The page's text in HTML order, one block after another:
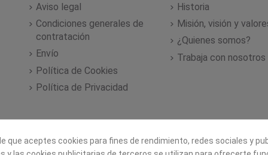
Aviso legal
Condiciones generales de
contratación
Envío
Política de Cookies
Política de Privacidad
Historia
Misión, visión y
¿Quienes somos?
Trabaja con nosotros
que aceptes cookies para fines de rendimiento, redes sociales y